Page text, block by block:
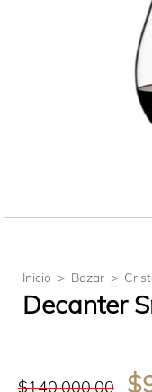
Inicio > Bazar >
Decanter